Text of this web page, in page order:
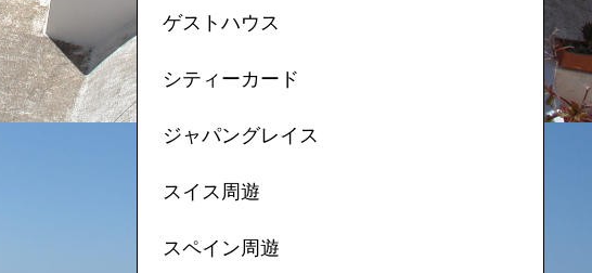
ゲストハウス
シティーカード
ジャパングレイス
スイス周遊
スペイン周遊